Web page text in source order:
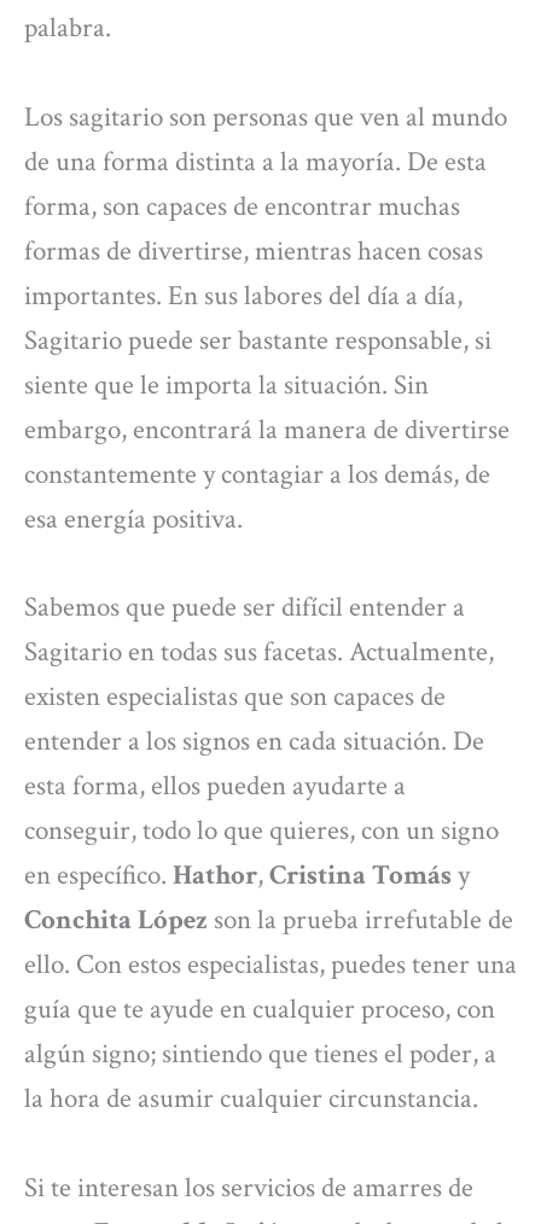
palabra.
Los sagitario son personas que ven al mundo
de una forma distinta a la mayoría. De esta
forma, son capaces de encontrar muchas
formas de divertirse, mientras hacen cosas
importantes. En sus labores del día a día,
Sagitario puede ser bastante responsable, si
siente que le importa la situación. Sin
embargo, encontrará la manera de divertirse
constantemente y contagiar a los demás, de
esa energía positiva.
Sabemos que puede ser difícil entender a
Sagitario en todas sus facetas. Actualmente,
existen especialistas que son capaces de
entender a los signos en cada situación. De
esta forma, ellos pueden ayudarte a
conseguir, todo lo que quieres, con un signo
en específico. Hathor,Cristina Tomás y
Conchita López son la prueba irrefutable de
ello. Con estos especialistas, puedes tener una
guía que te ayude en cualquier proceso, con
algún signo; sintiendo que tienes el poder, a
la hora de asumir cualquier circunstancia.
Si te interesan los servicios de amarres de